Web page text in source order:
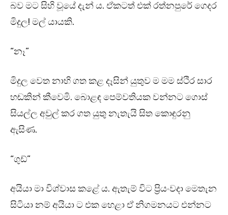
බව මට සිහි වූයේ දැන් ය. ඒකටත් එක් රත්නපුරේ ගෙදර
මිදුල! මල් යායකි.
“නෑ”
මිදුල වෙත නාභි ගත කළ දෑසින් යුතුව ම මම ස්ථිර සාර
හඬකින් කීවෙමි. බොළඳ පෙම්වතියක වන්නට ගොස්
සියල්ල අවුල් කර ගත යුතු නැතැයි සිත කොඳුරනු
ඇසිණ.
“ගුඩ්”
අයියා මා විශ්වාස කළේ ය. ඇතැම් විට ප්‍රියංවදා මෙතැන
සිටියා නම් අයියා ට එක හෙළා ඒ නිගමනයට එන්නට